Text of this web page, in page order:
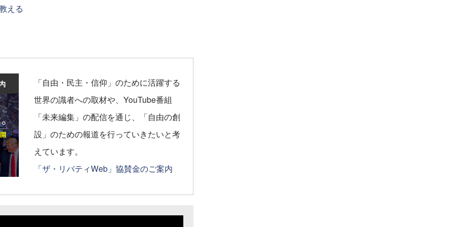
える
「自由・民主・信仰」のために活躍する
世界の識者への取材や、YouTube番組
「未来編集」の配信を通じ、「自由の創
設」のための報道を行っていきたいと考
えています。
「ザ・リバティWeb」協賛金のご案内